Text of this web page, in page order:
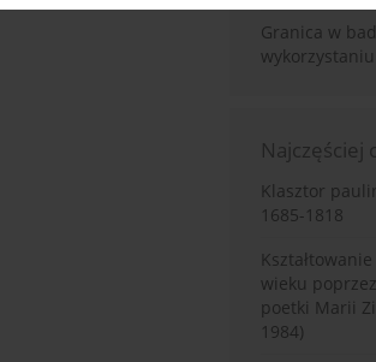
Granica w
Najczęściej
Klasztor
1685-1818
wieku
poetki Marii
1984)